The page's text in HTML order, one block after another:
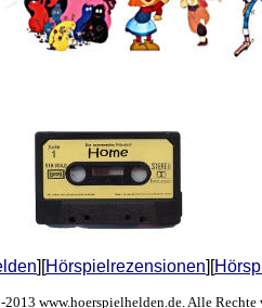
][Hörspielrezensionen][
www.hoerspielhelden.de. Alle Rechte